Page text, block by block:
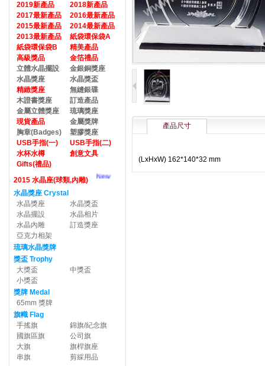
2019新產品
2018新產品
2017最新產品
2016最新產品
2015最新產品
2014最新產品
2013最新產品
紙袋環保袋A
紙袋環保袋B
精美產品
高級獎品
金箔禮品
立體水晶擺設
金銀銅獎座
水晶獎座
水晶獎盃
精緻獎座
無縫銀碟
木證書獎座
訂造產品
金屬立體獎座
琉璃獎座
現貨產品
金屬獎牌
胸章(Badges)
塑膠獎座
USB手指(一)
USB手指(二)
水杯水樽
創意文具
Gifts(禮品)
2015 水晶座(球類,內雕)
New
水晶獎座 Crystal
水晶獎座
水晶獎盃
水晶擺設
水晶相片
水晶內雕
訂造獎座
亞克力相架
琉璃水晶獎牌
獎盃 Trophy
大獎盃
中獎盃
小獎盃
獎牌 Medal
65mm 獎牌
旗幟 Flag
手搖旗
錦旗/紀念旗
國旗區旗
公司旗
大旗
旗桿旗座
串旗
剪綵用品
產品尺寸
(LxHxW) 162*140*32 mm